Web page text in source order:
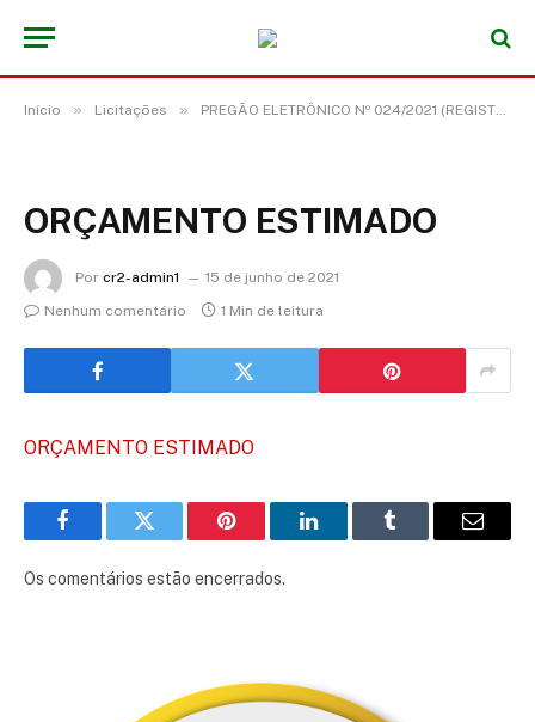
Início » Licitações » PREGÃO ELETRÔNICO Nº 024/2021 (REGISTRO DE PREÇO PARA FUTURA E EVENTUAL CONTRATAÇÃO DE EMPRESA PARA MANUTENÇÃO PREVENTIVA E CORRETIVA COM REPOSIÇÃO DE PEÇAS E RECARGA DE GÁS EM CENTRAIS DE AR, OBJETIVANDO ATENDER AS NECESSIDADES DA PREFEITURA, SECRETARIAS E FUNDOS MUNICIPAIS DO MUNICÍPIO DE ACARÁ/PA)
ORÇAMENTO ESTIMADO
Por cr2-admin1
15 de junho de 2021
Nenhum comentário
1 Min de leitura
ORÇAMENTO ESTIMADO
FacebookTwitter Pinterest LinkedInTumblr
E-
Os comentários estão encerrados.